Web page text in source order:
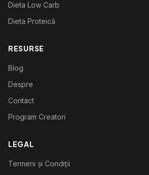
Dieta Low Carb
Dieta Proteică
RESURSE
Blog
Despre
Contact
Program Creatori
LEGAL
Termeni și Condiții